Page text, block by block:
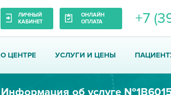
ЛИЧНЫЙ
КАБИНЕТ
ОНЛАЙН
ОПЛАТА
+7
О ЦЕНТРЕ УСЛУГИ И ЦЕНЫ
Информация об услуге